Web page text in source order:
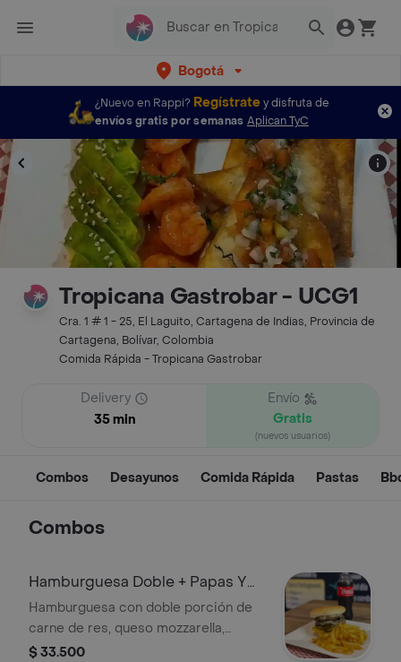
Bogotá
¿Nuevo en Rappi? Regístratey disfruta de
envíos gratis por semanas Aplican TyC
Tropicana Gastrobar - UCG1
Cra. 1 # 1 - 25, El Laguito, Cartagena de Indias, Provincia de
Cartagena, Bolívar, Colombia
Comida Rápida - Tropicana Gastrobar
Delivery
35 min
Envío
Gratis
(nuevos usuarios)
Combos Desayunos Comida Rápida Pastas
Combos
Hamburguesa Doble + Papas Y
Gaseosa
Hamburguesa con doble porción de
carne de res, queso mozzarella,
pepinillos, lechuga, tomate y salsas,
$ 33.500